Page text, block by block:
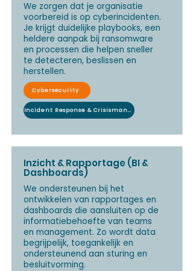
We zorgen dat je organisatie
voorbereid is op cyberincidenten.
Je krijgt duidelijke playbooks, een
heldere aanpak bij ransomware
en processen die helpen sneller
te detecteren, beslissen en
herstellen.
Cybersecurity
Incident Response & Crisismanagement
Inzicht & Rapportage (BI &
Dashboards)
We ondersteunen bij het
ontwikkelen van rapportages en
dashboards die aansluiten op de
informatiebehoefte van teams
en management. Zo wordt data
begrijpelijk, toegankelijk en
ondersteunend aan sturing en
besluitvorming.